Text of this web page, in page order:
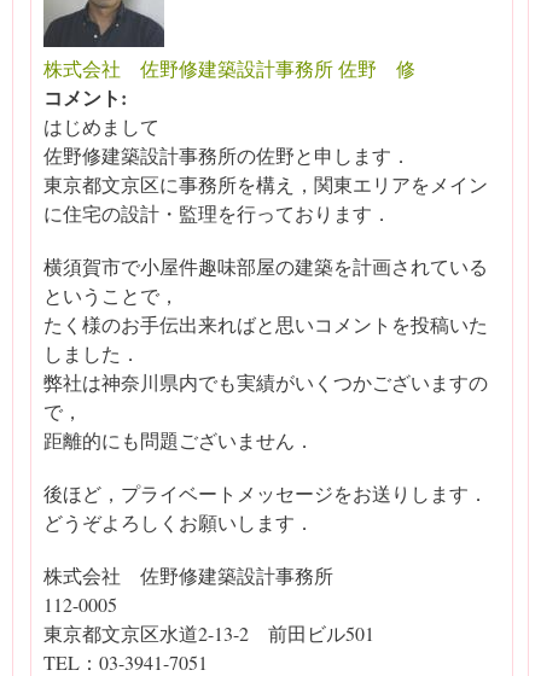
株式会社 佐野修建築設計事務所 佐野 修
コメント:
はじめまして
佐野修建築設計事務所の佐野と申します．
東京都文京区に事務所を構え，関東エリアをメイン
に住宅の設計・監理を行っております．
横須賀市で小屋件趣味部屋の建築を計画されている
ということで，
たく様のお手伝出来ればと思いコメントを投稿いた
しました．
弊社は神奈川県内でも実績がいくつかございますの
で，
距離的にも問題ございません．
後ほど，プライベートメッセージをお送りします．
どうぞよろしくお願いします．
株式会社 佐野修建築設計事務所
112-0005
東京都文京区水道2-13-2 前田ビル501
TEL：03-3941-7051